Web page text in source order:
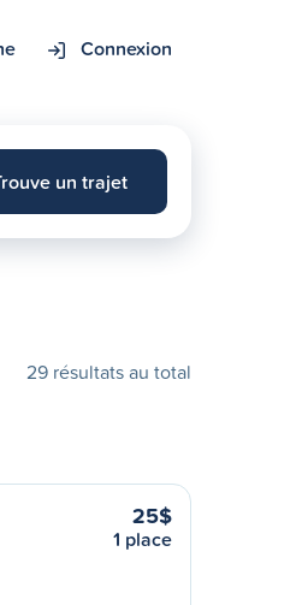
Connexion
un trajet
29 résultats au total
25$
1 place